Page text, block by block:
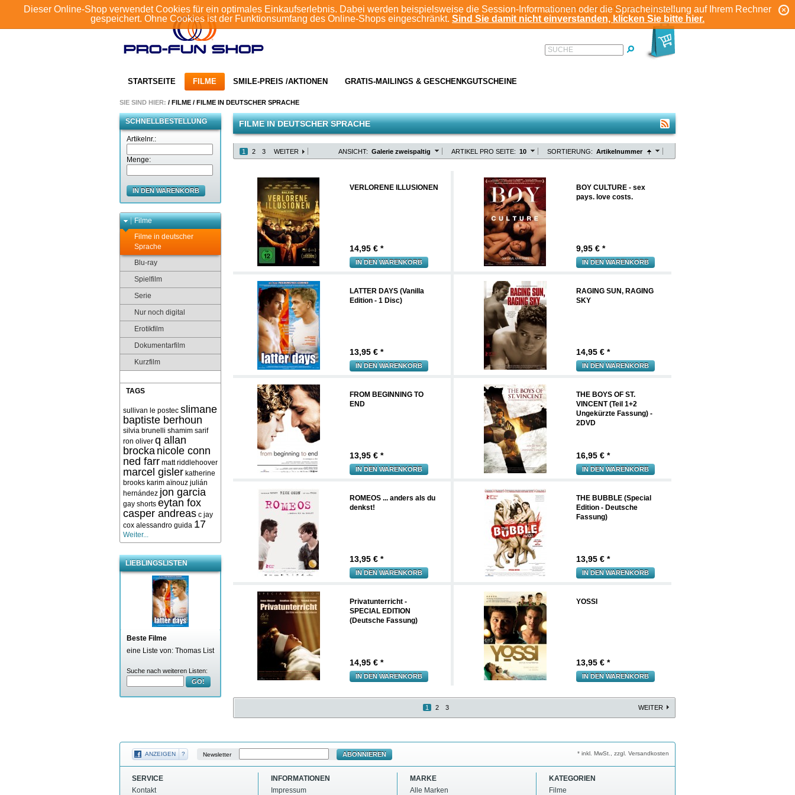
Dieser Online-Shop verwendet Cookies für ein optimales Einkaufserlebnis. Dabei werden beispielsweise die Session-Informationen oder die Spracheinstellung auf Ihrem Rechner
gespeichert. Ohne Cookies ist der Funktionsumfang des Online-Shops eingeschränkt. Sind Sie damit nicht einverstanden, klicken Sie bitte hier.
KONTO
ANMELDEN REGISTRIEREN
STARTSEITE FILME SMILE-PREIS /AKTIONEN GRATIS-MAILINGS & GESCHENKGUTSCHEINE
SUCHE
SIE SIND HIER: / FILME / FILME IN DEUTSCHER SPRACHE
SCHNELLBESTELLUNG
Artikelnr.:
Menge:
IN DEN WARENKORB
Filme
Filme in deutscher
Sprache
Blu-ray
Spielfilm
Serie
Nur noch digital
Erotikfilm
Dokumentarfilm
Kurzfilm
TAGS
sullivan le postec slimane
baptiste berhoun
silvia brunelli shamim sarif
ron oliver q allan
brocka nicole conn
ned farr matt riddlehoover
marcel gisler katherine
brooks karim aïnouz julián
hernández jon garcia
gay shorts eytan fox
casper andreas c jay
cox alessandro guida 17
Weiter...
LIEBLINGSLISTEN
Beste Filme
eine Liste von: Thomas List
Suche nach weiteren Listen:
GO!
FILME IN DEUTSCHER SPRACHE
1 2 3 WEITER SORTIERUNG: Artikelnummer
ARTIKEL PRO SEITE: 10
ANSICHT: Galerie zweispaltig
VERLORENE ILLUSIONEN
14,95 € *
IN DEN WARENKORB
BOY CULTURE - sex
pays. love costs.
9,95 € *
IN DEN WARENKORB
LATTER DAYS (Vanilla
Edition - 1 Disc)
13,95 € *
IN DEN WARENKORB
RAGING SUN, RAGING
SKY
14,95 € *
IN DEN WARENKORB
FROM BEGINNING TO
END
13,95 € *
IN DEN WARENKORB
THE BOYS OF ST.
VINCENT (Teil 1+2
Ungekürzte Fassung) -
2DVD
16,95 € *
IN DEN WARENKORB
ROMEOS ... anders als du
denkst!
13,95 € *
IN DEN WARENKORB
THE BUBBLE (Special
Edition - Deutsche
Fassung)
13,95 € *
IN DEN WARENKORB
Privatunterricht -
SPECIAL EDITION
(Deutsche Fassung)
14,95 € *
IN DEN WARENKORB
YOSSI
13,95 € *
IN DEN WARENKORB
1 2 3 WEITER
ANZEIGEN ? Newsletter ABONNIEREN * inkl. MwSt., zzgl. Versandkosten
SERVICE
Kontakt
INFORMATIONEN
Impressum
MARKE
Alle Marken
KATEGORIEN
Filme